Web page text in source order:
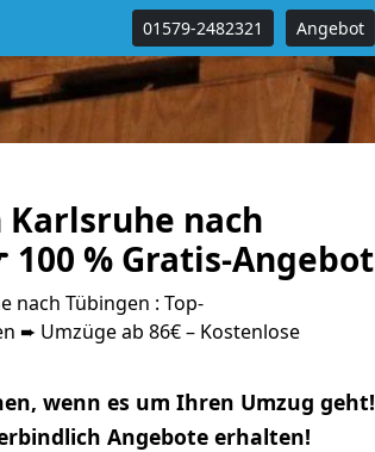
01579-2482321 Angebot
Karlsruhe nach
% Gratis-Angebot
nach Tübingen : Top-
➨ Umzüge ab 86€ – Kostenlose
wenn es um Ihren Umzug geht!
Angebote erhalten!